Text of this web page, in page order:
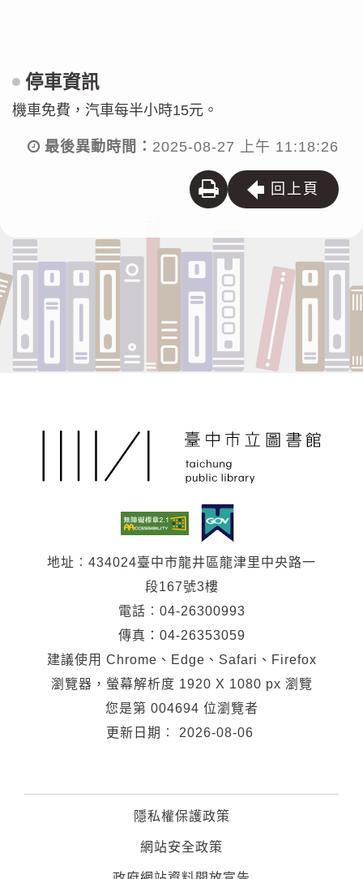
停車資訊
機車免費，汽車每半小時15元。
最後異動時間： 2025-08-27 上午 11:18:26
列
回上頁
地址︰434024臺中市龍井區龍津里中央路一
段167號3樓
電話︰04-26300993
傳真：04-26353059
建議使用 Chrome、Edge、Safari、Firefox
瀏覽器，螢幕解析度 1920 X 1080 px 瀏覽
您是第 004694 位瀏覽者
更新日期︰
2026-08-06
隱私權保護政策
網站安全政策